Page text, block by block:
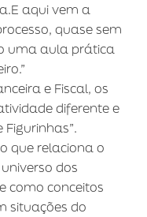
aqui vem a
quase sem
uma aula prática
e Fiscal, os
diferente e
que relaciona o
dos
como conceitos
situações do